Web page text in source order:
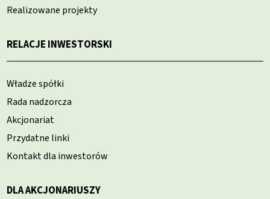
Realizowane projekty
RELACJE INWESTORSKI
Władze spółki
Rada nadzorcza
Akcjonariat
Przydatne linki
Kontakt dla inwestorów
DLA AKCJONARIUSZY